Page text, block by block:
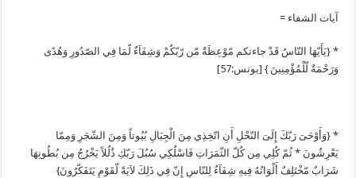
آيات الشفاء =
* {يَأَيّهَا النّاسُ قَدْ جاءتكم مّوْعِظَةٌ مّن رّبّكُمْ وَشِفَآءٌ لّمَا فِي الصّدُورِ وَهُدًى
وَرَحْمَةٌ لّلْمُؤْمِنِينَ } [يونس:57]
* {وَأَوْحَىَ رَبّكَ إِلَىَ النّحْلِ أَنِ اتّخِذِي مِنَ الْجِبَالِ بُيُوتاً وَمِنَ الشّجَرِ وَمِمّا
يَعْرِشُونَ * ثُمّ كُلِي مِن كُلّ الثّمَرَاتِ فَاسْلُكِي سُبُلَ رَبّكِ ذُلُلاً يَخْرُجُ مِن بُطُونِهَا
شَرَابٌ مّخْتَلِفٌ أَلْوَانُهُ فِيهِ شِفَآءٌ لِلنّاسِ إِنّ فِي ذَلِكَ لاَيَةً لّقَوْمٍ يَتَفَكّرُونَ}